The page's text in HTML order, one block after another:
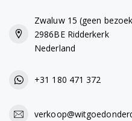
Zwaluw 15 (geen
2986BE Ridderkerk
Nederland
+31 180 471 372